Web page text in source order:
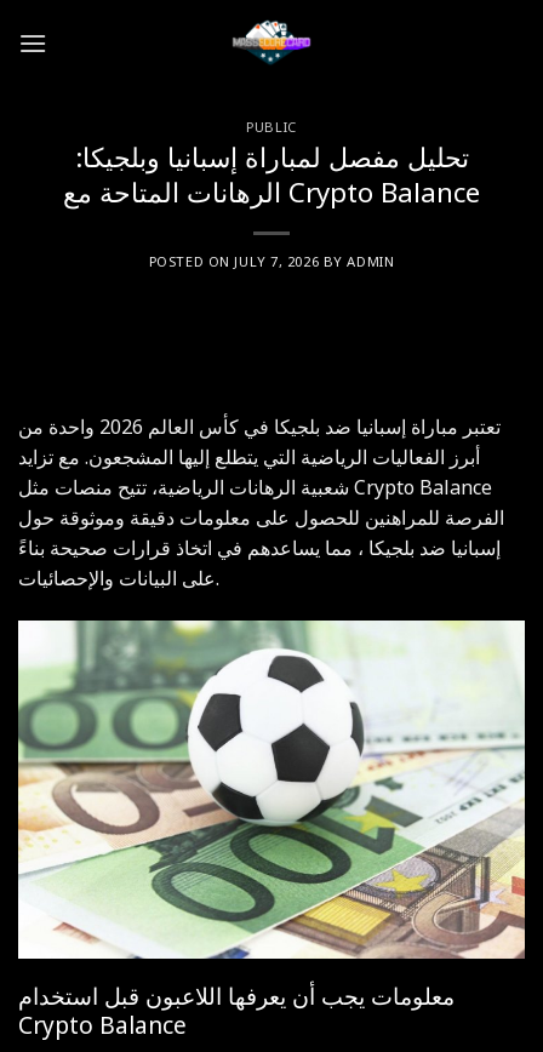
PUBLIC
تحليل مفصل لمباراة إسبانيا وبلجيكا:
الرهانات المتاحة مع Crypto Balance
POSTED ONJULY 7, 2026 BYADMIN
تعتبر مباراة إسبانيا ضد بلجيكا في كأس العالم 2026 واحدة من
أبرز الفعاليات الرياضية التي يتطلع إليها المشجعون. مع تزايد
شعبية الرهانات الرياضية، تتيح منصات مثل Crypto Balance
الفرصة للمراهنين للحصول على معلومات دقيقة وموثوقة حول
إسبانيا ضد بلجيكا ، مما يساعدهم في اتخاذ قرارات صحيحة بناءً
على البيانات والإحصائيات.
معلومات يجب أن يعرفها اللاعبون قبل استخدام
Crypto Balance